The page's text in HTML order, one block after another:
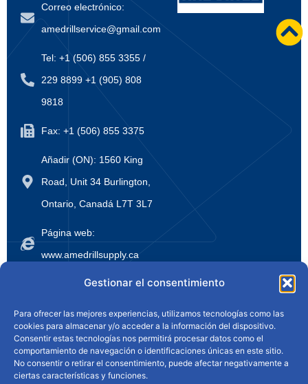
Gestionar el consentimiento
Para ofrecer las mejores experiencias, utilizamos tecnologías como las
cookies para almacenar y/o acceder a la información del dispositivo.
Consentir estas tecnologías nos permitirá procesar datos como el
comportamiento de navegación o identificaciones únicas en este sitio.
No consentir o retirar el consentimiento, puede afectar negativamente a
ciertas características y funciones.
Correo electrónico:
amedrillservice@gmail.com
Tel: +1 (506) 855 3355 /
229 8899 +1 (905) 808
9818
Fax: +1 (506) 855 3375
Añadir (ON): 1560 King
Road, Unit 34 Burlington,
Ontario, Canadá L7T 3L7
Página web:
www.amedrillsupply.ca
Noticias Escuela de perforación
Contacte con nosotros